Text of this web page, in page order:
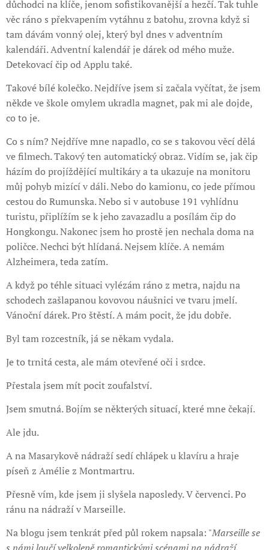
důchodci na klíče, jenom sofistikovanější a hezčí. Tak tuhle
věc ráno s překvapením vytáhnu z batohu, zrovna když si
tam dávám vonný olej, který byl dnes v adventním
kalendáři. Adventní kalendář je dárek od mého muže.
Detekovací čip od Applu také.
Takové bílé kolečko. Nejdříve jsem si začala vyčítat, že jsem
někde ve škole omylem ukradla magnet, pak mi ale dojde,
co to je.
Co s ním? Nejdříve mne napadlo, co se s takovou věcí dělá
ve filmech. Takový ten automatický obraz. Vidím se, jak čip
házím do projíždějící multikáry a ta ukazuje na monitoru
můj pohyb mizící v dáli. Nebo do kamionu, co jede přímou
cestou do Rumunska. Nebo si v autobuse 191 vyhlídnu
turistu, připlížím se k jeho zavazadlu a posílám čip do
Hongkongu. Nakonec jsem ho prostě jen nechala doma na
poličce. Nechci být hlídaná. Nejsem klíče. A nemám
Alzheimera, teda zatím.
A když po téhle situaci vylézám ráno z metra, najdu na
schodech zašlapanou kovovou náušnici ve tvaru jmelí.
Vánoční dárek. Pro štěstí. A mám pocit, že jdu dobře.
Byl tam rozcestník, já se někam vydala.
Je to trnitá cesta, ale mám otevřené oči i srdce.
Přestala jsem mít pocit zoufalství.
Jsem smutná. Bojím se některých situací, které mne čekají.
Ale jdu.
A na Masarykově nádraží sedí chlápek u klavíru a hraje
píseň z Amélie z Montmartru.
Přesně vím, kde jsem ji slyšela naposledy. V červenci. Po
ránu na nádraží v Marseille.
Na blogu jsem tenkrát před půl rokem napsala: "Marseille se